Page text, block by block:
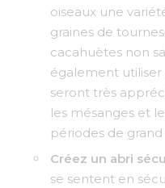
oiseaux une
graines de
cacahuètes non
également utiliser
seront très
les mésanges et
périodes de grand
Créez un abri
se sentent en